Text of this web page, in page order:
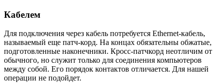
Кабелем
Для подключения через кабель потребуется Ethernet-кабель,
называемый еще патч-корд. На концах обязательны обжатые,
подготовленные наконечники. Кросс-патчкорд неотличим от
обычного, но служит только для соединения компьютеров
между собой. Его порядок контактов отличается. Для нашей
операции не подойдет.